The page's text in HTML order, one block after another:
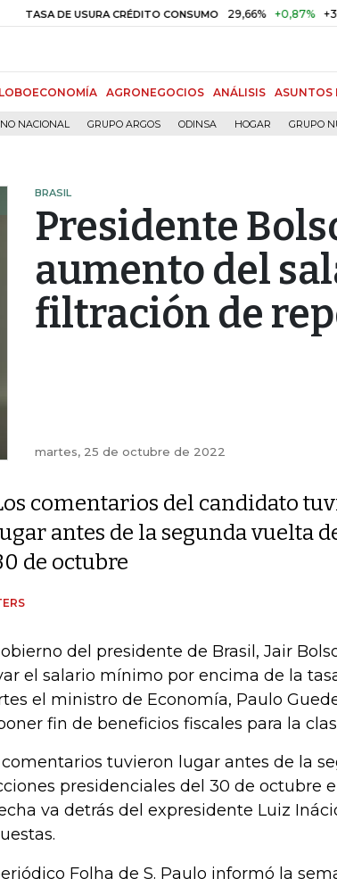
DE USURA CRÉDITO CONSUMO 29,66% +0,87% +3,02%
AGRONEGOCIOS ANÁLISIS ASUNTOS
NACIONAL GRUPO ARGOS ODINSA HOGAR GRUPO
BRASIL
Presidente
aumento del
filtración de
martes, 25 de octubre de 2022
comentarios del candidato
antes de la segunda vuelta
de octubre
del presidente de Brasil, Jair
el salario mínimo por encima de la
el ministro de Economía, Paulo
fin de beneficios fiscales para la
comentarios tuvieron lugar antes de la
presidenciales del 30 de octubre
va detrás del expresidente Luiz
Folha de S. Paulo informó la